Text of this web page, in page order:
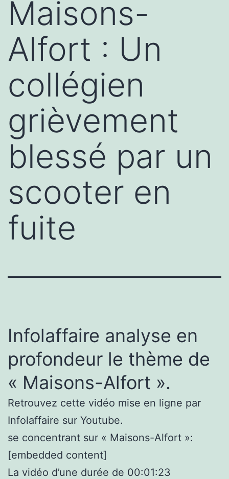
Maisons-
Alfort : Un
collégien
grièvement
blessé par un
scooter en
fuite
Infolaffaire analyse en
profondeur le thème de
« Maisons-Alfort ».
Retrouvez cette vidéo mise en ligne par
Infolaffaire sur Youtube.
se concentrant sur « Maisons-Alfort »:
[embedded content]
La vidéo d’une durée de 00:01:23